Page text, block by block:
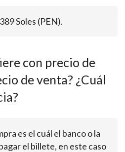
Soles (PEN).
con precio de
de venta? ¿Cuál
es el cuál el banco o la
el billete, en este caso